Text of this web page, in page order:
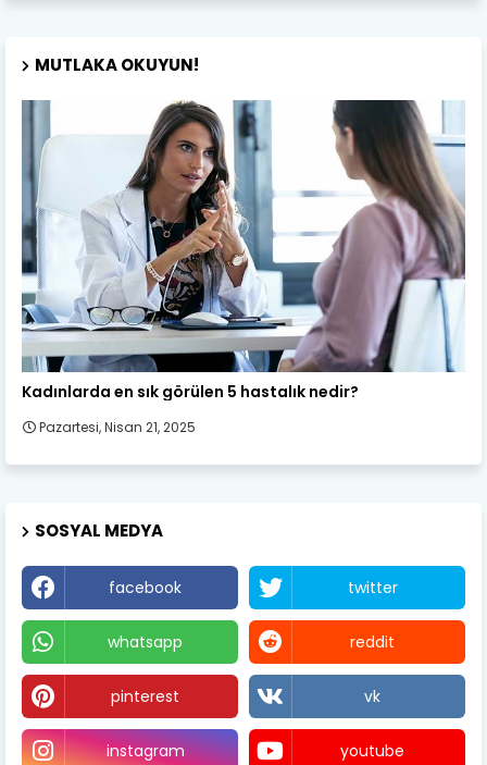
MUTLAKA OKUYUN!
Kadın Sağlığı
Kadınlarda en sık görülen 5 hastalık nedir?
Pazartesi, Nisan 21, 2025
SOSYAL MEDYA
facebook twitter
whatsapp reddit
pinterest vk
instagram youtube